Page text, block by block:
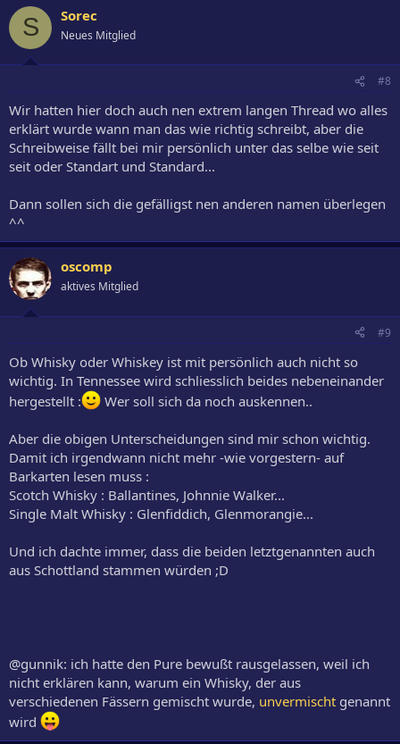
S Sorec
Neues Mitglied
#8
Wir hatten hier doch auch nen extrem langen Thread wo alles
erklärt wurde wann man das wie richtig schreibt, aber die
Schreibweise fällt bei mir persönlich unter das selbe wie seit
seit oder Standart und Standard...
Dann sollen sich die gefälligst nen anderen namen überlegen
^^
oscomp
aktives Mitglied
#9
Ob Whisky oder Whiskey ist mit persönlich auch nicht so
wichtig. In Tennessee wird schliesslich beides nebeneinander
hergestellt :
Wer soll sich da noch auskennen..
Aber die obigen Unterscheidungen sind mir schon wichtig.
Damit ich irgendwann nicht mehr -wie vorgestern- auf
Barkarten lesen muss :
Scotch Whisky : Ballantines, Johnnie Walker...
Single Malt Whisky : Glenfiddich, Glenmorangie...
Und ich dachte immer, dass die beiden letztgenannten auch
aus Schottland stammen würden ;D
@gunnik: ich hatte den Pure bewußt rausgelassen, weil ich
nicht erklären kann, warum ein Whisky, der aus
verschiedenen Fässern gemischt wurde, unvermischt genannt
wird